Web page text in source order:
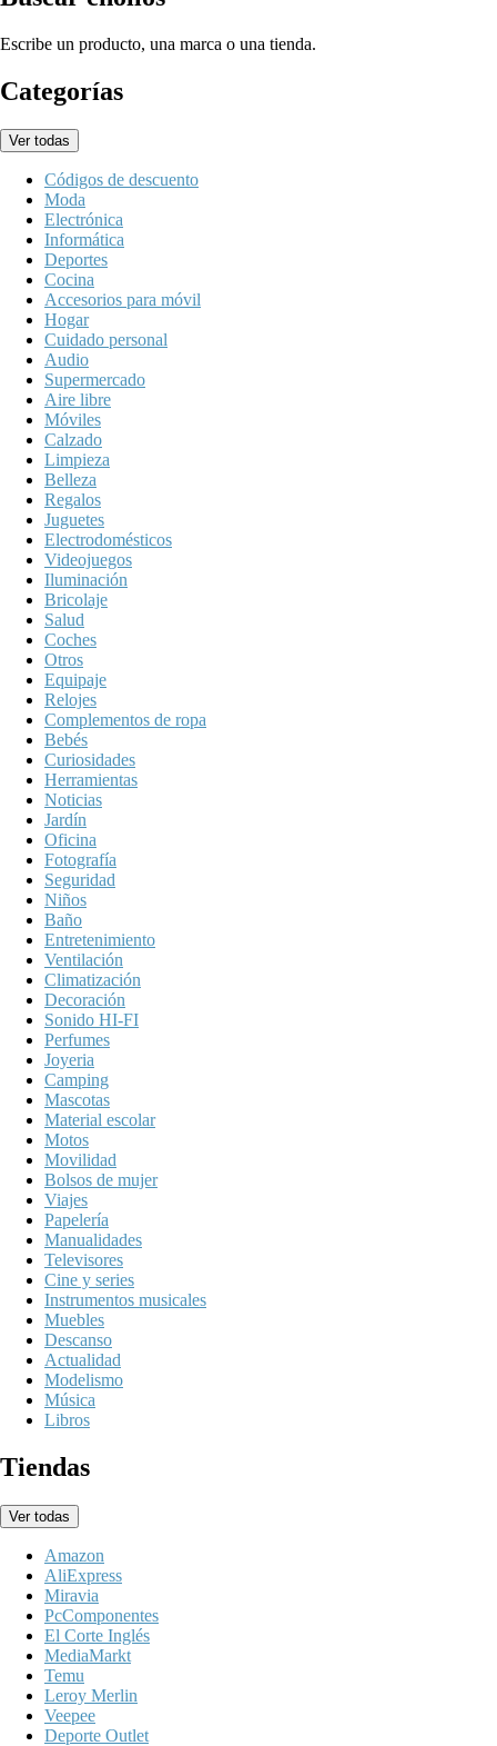
Escribe un producto, una marca o una tienda.
Categorías
Ver todas
Códigos de descuento
Moda
Electrónica
Informática
Deportes
Cocina
Accesorios para móvil
Hogar
Cuidado personal
Audio
Supermercado
Aire libre
Móviles
Calzado
Limpieza
Belleza
Regalos
Juguetes
Electrodomésticos
Videojuegos
Iluminación
Bricolaje
Salud
Coches
Otros
Equipaje
Relojes
Complementos de ropa
Bebés
Curiosidades
Herramientas
Noticias
Jardín
Oficina
Fotografía
Seguridad
Niños
Baño
Entretenimiento
Ventilación
Climatización
Decoración
Sonido HI-FI
Perfumes
Joyeria
Camping
Mascotas
Material escolar
Motos
Movilidad
Bolsos de mujer
Viajes
Papelería
Manualidades
Televisores
Cine y series
Instrumentos musicales
Muebles
Descanso
Actualidad
Modelismo
Música
Libros
Tiendas
Ver todas
Amazon
AliExpress
Miravia
PcComponentes
El Corte Inglés
MediaMarkt
Temu
Leroy Merlin
Veepee
Deporte Outlet